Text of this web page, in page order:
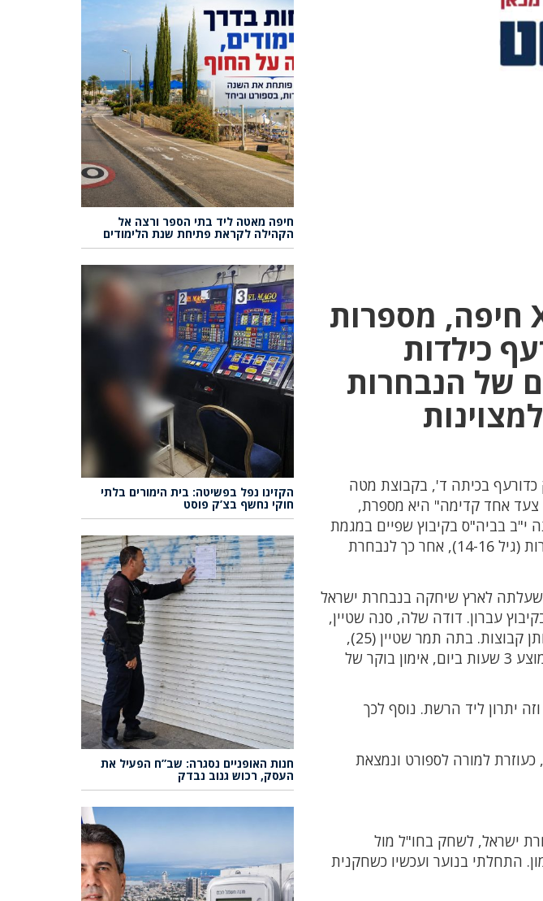
שלוש כדורעפניות צעירות ממכבי XT חיפה, מספרות
כילדות
של הנבחרות
כדורעף בכיתה ד', בקבוצת מטה
אחד קדימה" היא מספרת,
י"ב בביה"ס בקיבוץ שפיים במגמת
ניהול עסקי. מאיה משחקת בנבחרת ישראל מגיל 14, אז הצטרפה לנבחרת הנערות (גיל 14-16), אחר כך לנבחרת
שעלתה לארץ שיחקה בנבחרת ישראל
עברון. דודה שלה, סנה שטיין,
שגובהה 187 ס"מ, הייתה גם היא שחקנית נבחרת ישראל ושיחקה עם אמה באותן קבוצות. בתה תמר שטיין (25),
שחקנית נבחרת ישראל ועד לפני שנה שיחקה במכבי חיפה. מאיה מתאמנת בממוצע 3 שעות ביום, אימון בוקר של
יתרון ליד הרשת. נוסף לכך
בעכו, כעוזרת למורה לספורט ונמצאת
ישראל, לשחק בחו"ל מול
התחלתי בנוער ועכשיו כשחקנית
חיפה מאטה ליד בתי הספר ורצה אל
הקהילה לקראת פתיחת שנת הלימודים
הקזינו נפל בפשיטה: בית הימורים בלתי
חוקי נחשף בצ’ק פוסט
חנות האופניים נסגרה: שב”ח הפעיל את
העסק, רכוש גנוב נבדק